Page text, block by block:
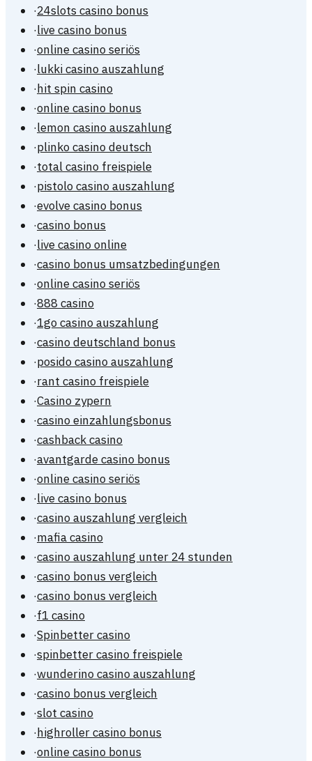
·24slots casino bonus
·live casino bonus
·online casino seriös
·lukki casino auszahlung
·hit spin casino
·online casino bonus
·lemon casino auszahlung
·plinko casino deutsch
·total casino freispiele
·pistolo casino auszahlung
·evolve casino bonus
·casino bonus
·live casino online
·casino bonus umsatzbedingungen
·online casino seriös
·888 casino
·1go casino auszahlung
·casino deutschland bonus
·posido casino auszahlung
·rant casino freispiele
·Casino zypern
·casino einzahlungsbonus
·cashback casino
·avantgarde casino bonus
·online casino seriös
·live casino bonus
·casino auszahlung vergleich
·mafia casino
·casino auszahlung unter 24 stunden
·casino bonus vergleich
·casino bonus vergleich
·f1 casino
·Spinbetter casino
·spinbetter casino freispiele
·wunderino casino auszahlung
·casino bonus vergleich
·slot casino
·highroller casino bonus
·online casino bonus